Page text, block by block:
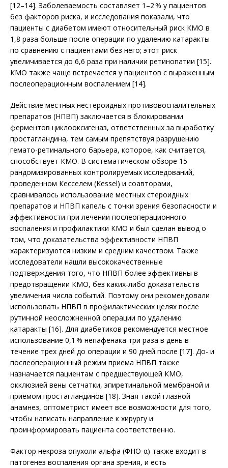
[12–14]. Заболеваемость составляет 1–2 % у пациентов
без факторов риска, и исследования показали, что
пациенты с диабетом имеют относительный риск КМО в
1,8 раза больше после операции по удалению катаракты
по сравнению с пациентами без него; этот риск
увеличивается до 6,6 раза при наличии ретинопатии [15].
КМО также чаще встречается у пациентов с выраженным
послеоперационным воспалением [14].
Действие местных нестероидных противовоспалительных
препаратов (НПВП) заключается в блокировании
ферментов циклооксигеназ, ответственных за выработку
простагландина, тем самым препятствуя разрушению
гемато-ретинального барьера, которое, как считается,
способствует КМО. В систематическом обзоре 15
рандомизированных контролируемых исследований,
проведенном Кесселем (Kessel) и соавторами,
сравнивалось использование местных стероидных
препаратов и НПВП капель с точки зрения безопасности и
эффективности при лечении послеоперационного
воспаления и профилактики КМО и был сделан вывод о
том, что доказательства эффективности НПВП
характеризуются низким и средним качеством. Также
исследователи нашли высококачественные
подтверждения того, что НПВП более эффективны в
пред­отвращении КMO, без каких-либо доказательств
увеличения числа событий. Поэтому они рекомендовали
использовать НПВП в профилактических целях после
рутинной неосложненной операции по удалению
катаракты [16]. Для диабетиков рекомендуется местное
использование 0,1 % непафенака три раза в день в
течение трех дней до операции и 90 дней после [17]. До- и
послеоперационный режим приема НПВП также
назначается пациентам с предшествующей КMO,
окклюзией вены сетчатки, эпиретинальной мембраной и
приемом простагландинов [18]. Зная такой глазной
анамнез, оптометрист имеет все возможности для того,
чтобы написать направление к хирургу и
проинформировать пациента соответственно.
Фактор некроза опухоли альфа (ФНО-α) также входит в
патогенез воспаления органа зрения, и есть